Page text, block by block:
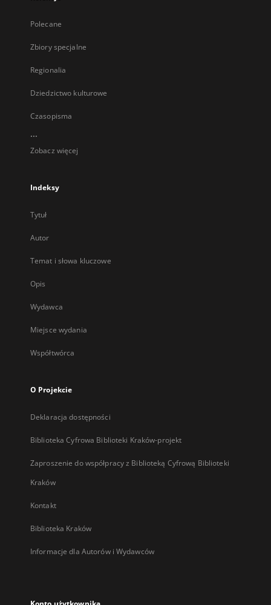
Polecane
Zbiory specjalne
Regionalia
Dziedzictwo kulturowe
Czasopisma
...
Zobacz więcej
Indeksy
Tytuł
Autor
Temat i słowa kluczowe
Opis
Wydawca
Miejsce wydania
Współtwórca
O Projekcie
Deklaracja dostępności
Biblioteka Cyfrowa Biblioteki Kraków-projekt
Zaproszenie do współpracy z Biblioteką Cyfrową Biblioteki
Kraków
Kontakt
Biblioteka Kraków
Informacje dla Autorów i Wydawców